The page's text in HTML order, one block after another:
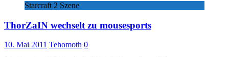
Starcraft 2 Szene
ThorZaIN wechselt zu mousesports
10. Mai 2011 Tehomoth 0